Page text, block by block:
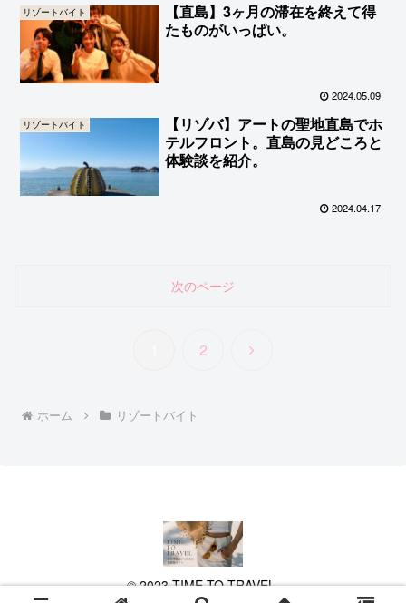
リゾートバイト
【直島】3ヶ月の滞在を終えて得
たものがいっぱい。
2024.05.09
リゾートバイト
【リゾバ】アートの聖地直島でホ
テルフロント。直島の見どころと
体験談を紹介。
2024.04.17
次のページ
2
次
ホーム リゾートバイト
© 2023 TIME TO TRAVEL.